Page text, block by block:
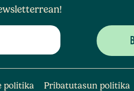
politika Pribatutasun politika